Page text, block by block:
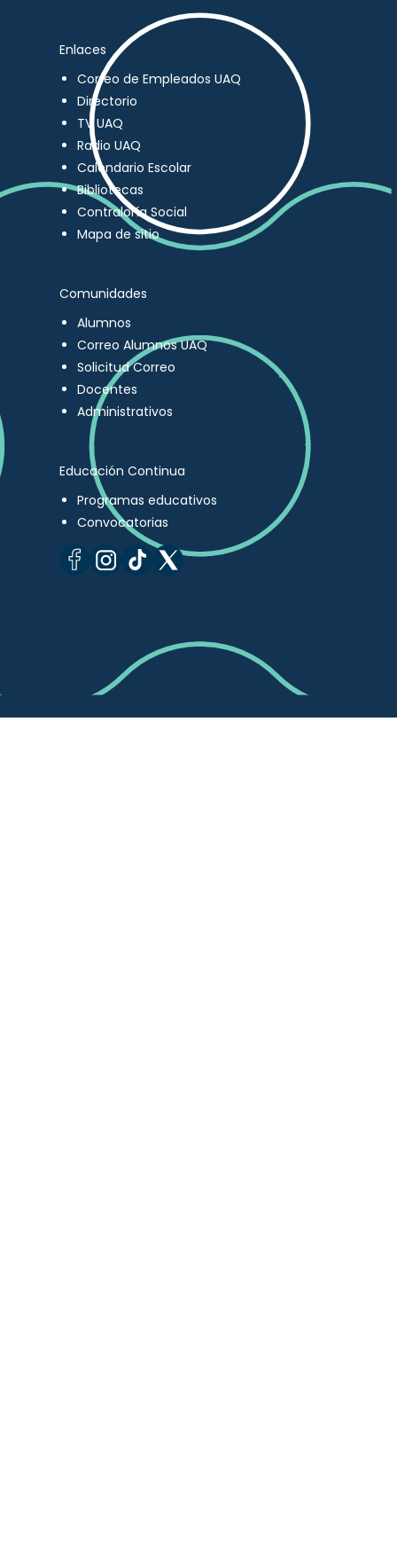
Enlaces
Correo de Empleados UAQ
Directorio
TV UAQ
Radio UAQ
Calendario Escolar
Bibliotecas
Contraloría Social
Mapa de sitio
Comunidades
Alumnos
Correo Alumnos UAQ
Solicitud Correo
Docentes
Administrativos
Educación Continua
Programas educativos
Convocatorias